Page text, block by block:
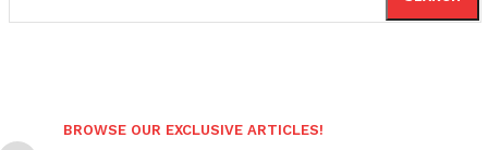
BROWSE OUR EXCLUSIVE ARTICLES!